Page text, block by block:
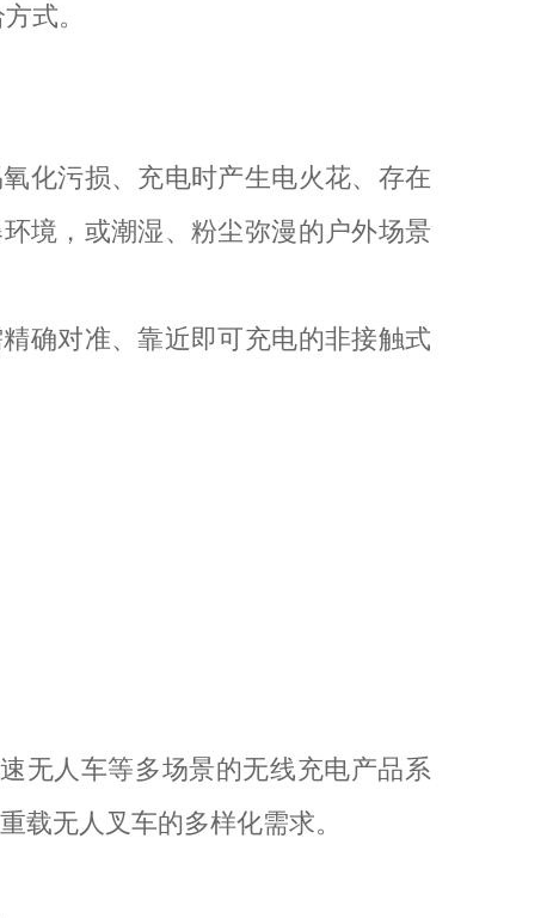
式。
化污损、充电时产生电火花、存在
境，或潮湿、粉尘弥漫的户外场景
确对准、靠近即可充电的非接触式
无人车等多场景的无线充电产品系
载无人叉车的多样化需求。